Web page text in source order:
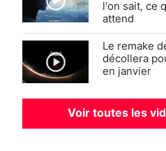
l'on sait, ce
attend
Le remake
décollera
en janvier
Voir toutes les